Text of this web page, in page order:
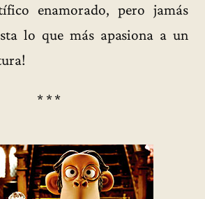
enamorado, pero jamás
lo que más apasiona a un
* * *